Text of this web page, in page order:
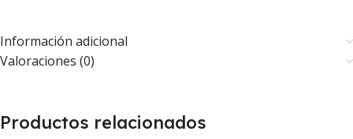
Información adicional
Valoraciones (0)
Productos relacionados